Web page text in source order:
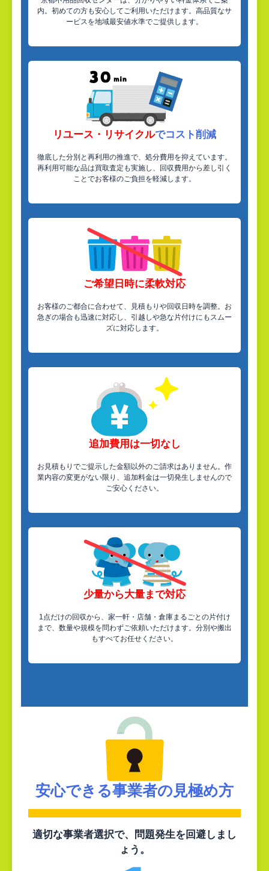
内。初めての方も安心してご利用いただけます。高品質なサ
ービスを地域最安値水準でご提供します。
リユース・リサイクルでコスト削減
徹底した分別と再利用の推進で、処分費用を抑えています。
再利用可能な品は買取査定も実施し、回収費用から差し引く
ことでお客様のご負担を軽減します。
ご希望日時に柔軟対応
お客様のご都合に合わせて、見積もりや回収日時を調整。お
急ぎの場合も迅速に対応し、引越しや急な片付けにもスムー
ズに対応します。
追加費用は一切なし
お見積もりでご提示した金額以外のご請求はありません。作
業内容の変更がない限り、追加料金は一切発生しませんので
ご安心ください。
少量から大量まで対応
1点だけの回収から、家一軒・店舗・倉庫まるごとの片付け
まで、数量や規模を問わずご依頼いただけます。分別や搬出
もすべてお任せください。
安心できる事業者の見極め方
適切な事業者選択で、問題発生を回避しまし
ょう。